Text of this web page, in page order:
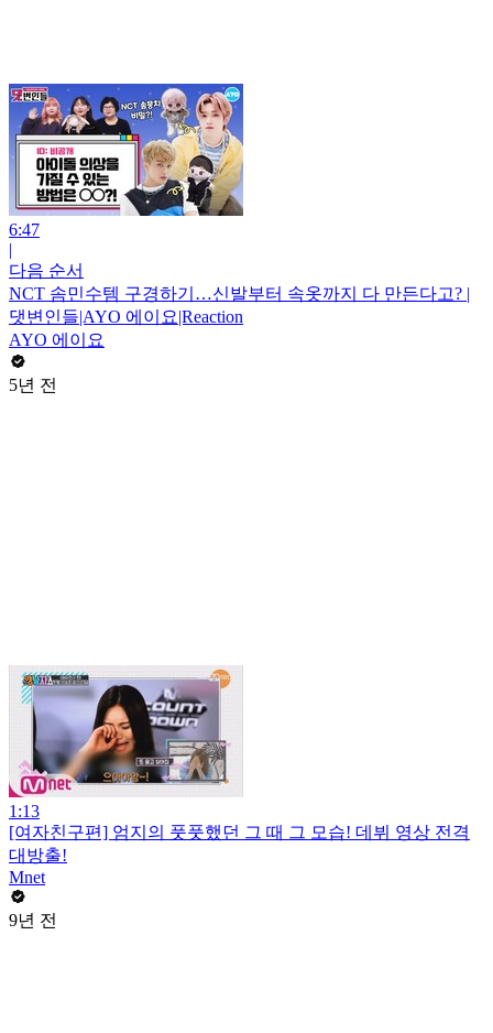
6:47
|
다음 순서
NCT 솜민수템 구경하기…신발부터 속옷까지 다 만든다고? |
댓변인들|AYO 에이요|Reaction
AYO 에이요
5년 전
1:13
[여자친구편] 엄지의 풋풋했던 그 때 그 모습! 데뷔 영상 전격
대방출!
Mnet
9년 전